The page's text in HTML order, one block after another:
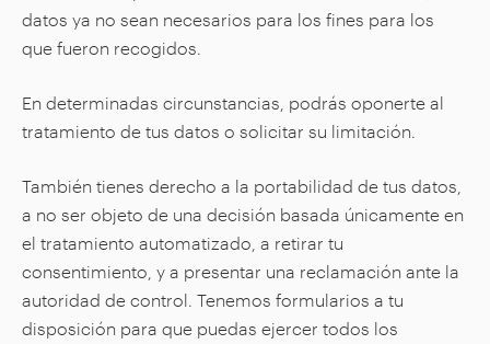
datos ya no sean necesarios para los fines para los
que fueron recogidos.
En determinadas circunstancias, podrás oponerte al
tratamiento de tus datos o solicitar su limitación.
También tienes derecho a la portabilidad de tus datos,
a no ser objeto de una decisión basada únicamente en
el tratamiento automatizado, a retirar tu
consentimiento, y a presentar una reclamación ante la
autoridad de control. Tenemos formularios a tu
disposición para que puedas ejercer todos los